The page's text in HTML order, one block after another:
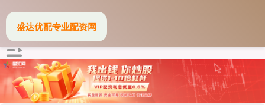
盛达优配专业配资网